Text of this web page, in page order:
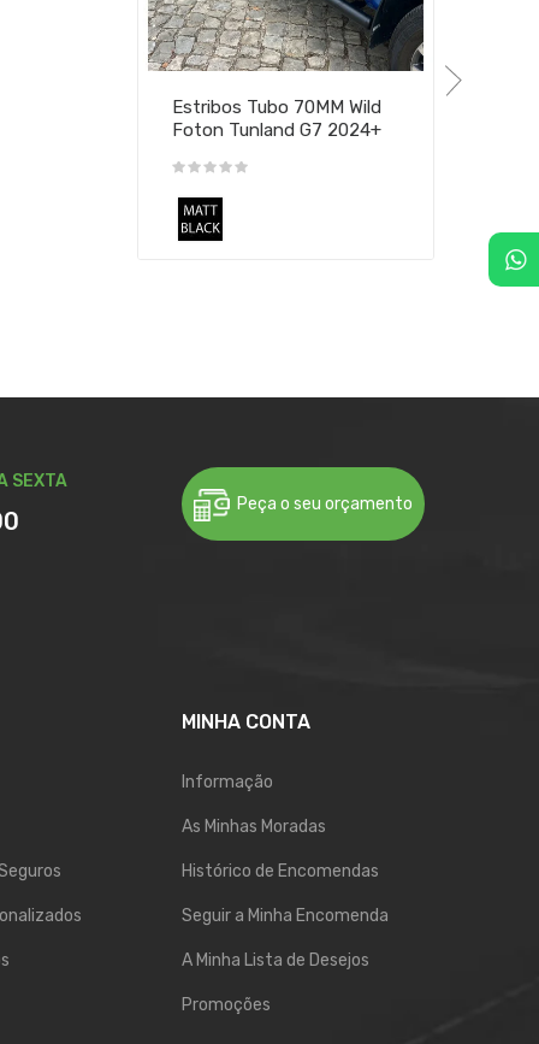
Estribos Tubo 70MM Wild
Foton Tunland G7 2024+
SEXTA
Peça o seu orçamento
MINHA CONTA
Informação
As Minhas Moradas
Histórico de Encomendas
Seguir a Minha Encomenda
A Minha Lista de Desejos
Promoções